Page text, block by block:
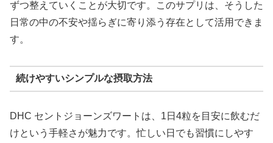
ずつ整えていくことが大切です。このサプリは、そうした
日常の中の不安や揺らぎに寄り添う存在として活用できま
す。
続けやすいシンプルな摂取方法
DHC セントジョーンズワートは、1日4粒を目安に飲むだ
けという手軽さが魅力です。忙しい日でも習慣にしやす